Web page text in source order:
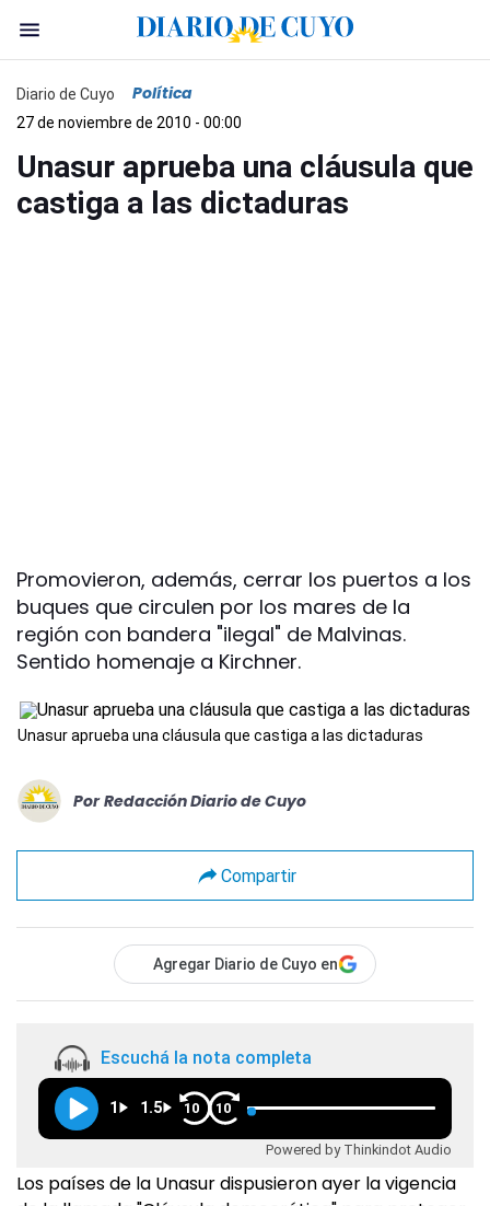
Diario de Cuyo Política
27 de noviembre de 2010 - 00:00
Unasur aprueba una cláusula que
castiga a las dictaduras
Promovieron, además, cerrar los puertos a los
buques que circulen por los mares de la
región con bandera "ilegal" de Malvinas.
Sentido homenaje a Kirchner.
Unasur aprueba una cláusula que castiga a las dictaduras
Por Redacción Diario de Cuyo
Compartir
Agregar Diario de Cuyo en
Escuchá la nota completa
1 1.5 10 10
Powered by Thinkindot Audio
Los países de la Unasur dispusieron ayer la vigencia